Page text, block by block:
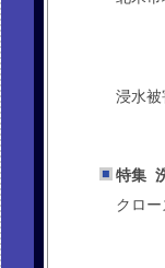
浸水被
特集
クロ